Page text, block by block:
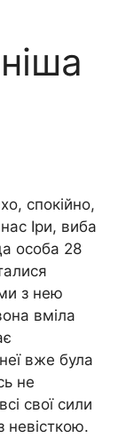
спокійно,
Іри, виба
особа 28
з нею
вміла
вже була
не
свої сили
невісткою.